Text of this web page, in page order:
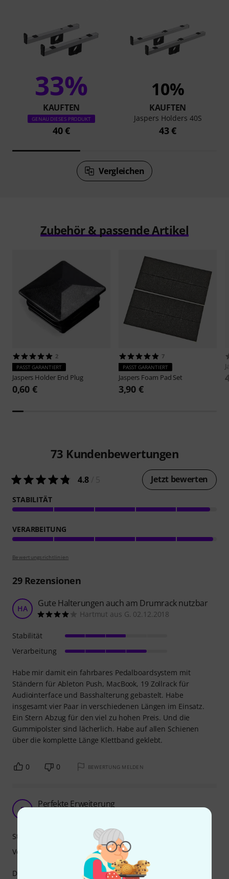
33%
KAUFTEN
GENAU DIESES PRODUKT
40 €
10%
KAUFTEN
Jaspers Holders 40S
43 €
Vergleichen
Zubehör & passende Artikel
2
PASST GARANTIERT
Jaspers Holder End Plug
0,60 €
7
PASST GARANTIERT
Jaspers Foam Pad Set
3,90 €
73 Kundenbewertungen
4.8 Jetzt bewerten
STABILITÄT
VERARBEITUNG
Bewertungsrichtlinien
29Rezensionen
HA Gute Halterungen auch am Drumrack nutzbar
Hartmut aus G. 02.12.2018
Habe mir damit ein fahrbares Pedalboardsystem mit
Ständern für Ableton Push, MacBook, 19 Zollrack für
Audiointerface und Basshalterung gebastelt. Habe
insgesamt vier Paar in verschiedenen Längen im Einsatz.
Ein Stern Abzug für den viel zu hohen Preis. Und die
Gummipolster sind lächerlich. Habe auf allen Schienen
über die komplette Länge Klettband geklebt.
Stabilität
Verarbeitung
0 0 BEWERTUNG MELDEN
S Perfekte Erweiterung
Die Halter lassen sich leicht befestigen und sind
Stabilität
Verarbeitung